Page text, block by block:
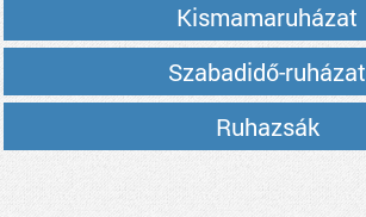
Kismamaruházat
Szabadidő-ruházat
Ruhazsák